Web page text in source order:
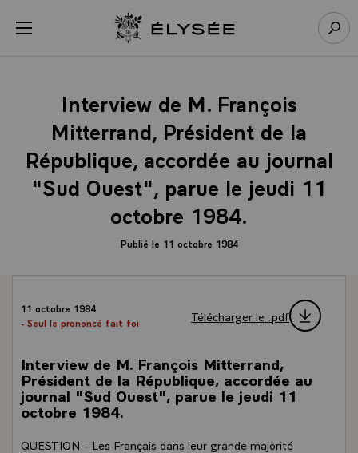
menu Retour à l’accueil Élysée
Interview de M. François
Mitterrand, Président de la
République, accordée au journal
"Sud Ouest", parue le jeudi 11
octobre 1984.
Publié le 11 octobre 1984
11 octobre 1984
- Seul le prononcé fait foi
Télécharger le .pdf
Interview de M. François Mitterrand,
Président de la République, accordée au
journal "Sud Ouest", parue le jeudi 11
octobre 1984.
QUESTION.- Les Français dans leur grande majorité
Panneau de gestion des cookies